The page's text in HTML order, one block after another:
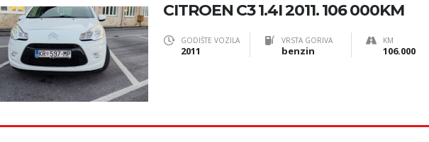
CITROEN C3 1.4I 2011. 106 000KM
GODIŠTE VOZILA
2011
VRSTA GORIVA
benzin
KM
106.000